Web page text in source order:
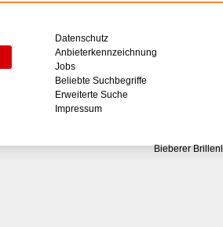
Datenschutz
Anbieterkennzeichnung
Jobs
Beliebte Suchbegriffe
Erweiterte Suche
Impressum
Bieberer